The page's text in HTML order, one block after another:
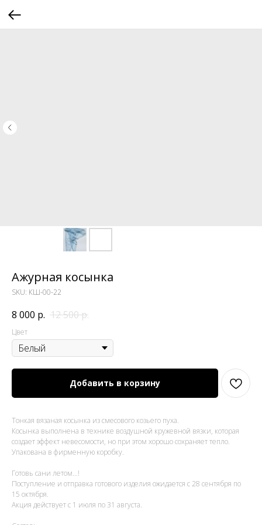
Ажурная косынка
SKU: КШ-00-22
8 000 р. 12 500р.
Цвет
Добавить в корзину
Тонкая вязаная косынка из смесового козьего пуха.
Косынка выполнена в технике воздушной кружевной вязки, которая
создает эффект невесомости, но при этом хорошо сохраняет тепло.
Упакована в фирменную коробку.
Готовь сани летом…!
Поступление и отправка готового изделия ожидается с 28 сентября по
15 октября.
Акция действует с 1 июля по 31 августа.